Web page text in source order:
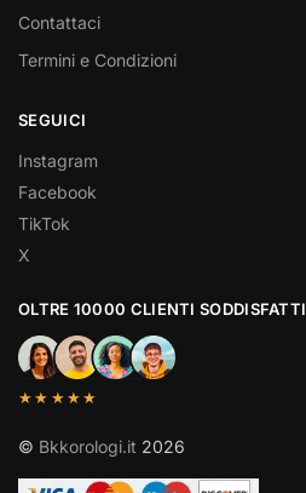
Contattaci
Termini e Condizioni
SEGUICI
Instagram
Facebook
TikTok
X
OLTRE 10000 CLIENTI SODDISFATTI
★★★★★
© Bkkorologi.it 2026